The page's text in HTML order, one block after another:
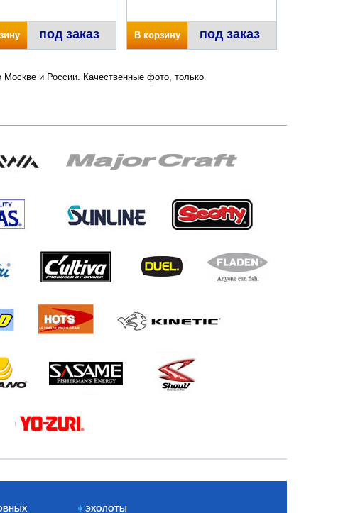
под заказ В корзину под заказ
Москве и России. Качественные фото, только
ЭХОЛОТЫ